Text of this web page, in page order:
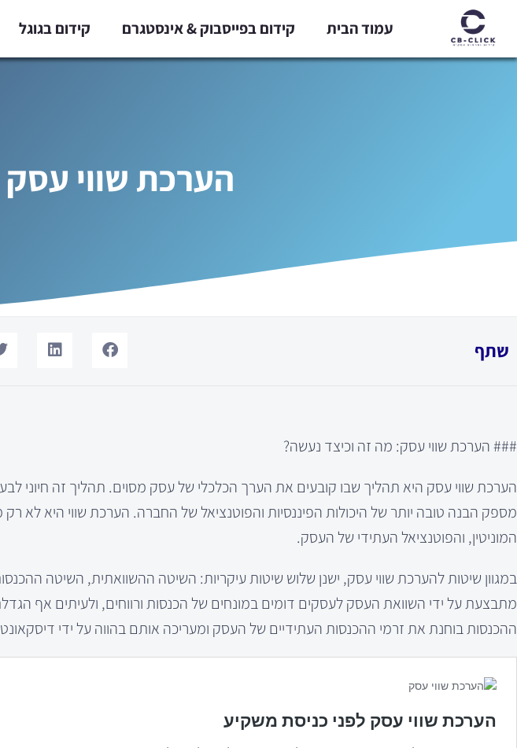
לתוכן
עמוד הבית קידום בפייסבוק & אינסטגרם קידום בגוגל
הערכת שווי
שתף
### הערכת שווי עסק: מה זה וכיצד נעשה?
הערכת שווי עסק היא תהליך שבו קובעים את הערך הכלכלי של עסק מסוים. תהליך זה חיוני
מספק הבנה טובה יותר של היכולות הפיננסיות והפוטנציאל של החברה. הערכת שווי היא לא
המוניטין, והפוטנציאל העתידי של העסק.
במגוון שיטות להערכת שווי עסק, ישנן שלוש שיטות עיקריות: השיטה ההשוואתית, השיטה
מתבצעת על ידי השוואת העסק לעסקים דומים במונחים של הכנסות ורווחים, ולעיתים אף
ההכנסות בוחנת את זרמי ההכנסות העתידיים של העסק ומעריכה אותם בהווה על ידי